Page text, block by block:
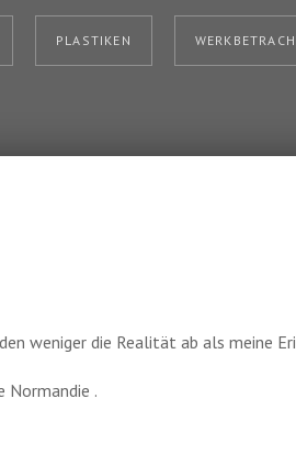
PLASTIKEN
weniger die Realität ab als meine
Normandie .